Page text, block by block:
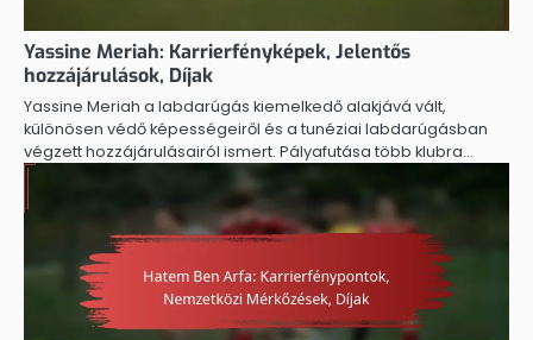
Yassine Meriah: Karrierfényképek, Jelentős
hozzájárulások, Díjak
Yassine Meriah a labdarúgás kiemelkedő alakjává vált,
különösen védő képességeiről és a tunéziai labdarúgásban
végzett hozzájárulásairól ismert. Pályafutása több klubra…